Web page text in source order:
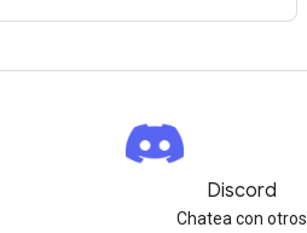
Discord
Chatea con otros